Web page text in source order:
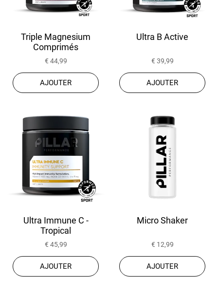
Triple Magnesium
Comprimés
€ 44,99
AJOUTER
Ultra B Active
€ 39,99
AJOUTER
Ultra Immune C -
Tropical
€ 45,99
AJOUTER
Micro Shaker
€ 12,99
AJOUTER